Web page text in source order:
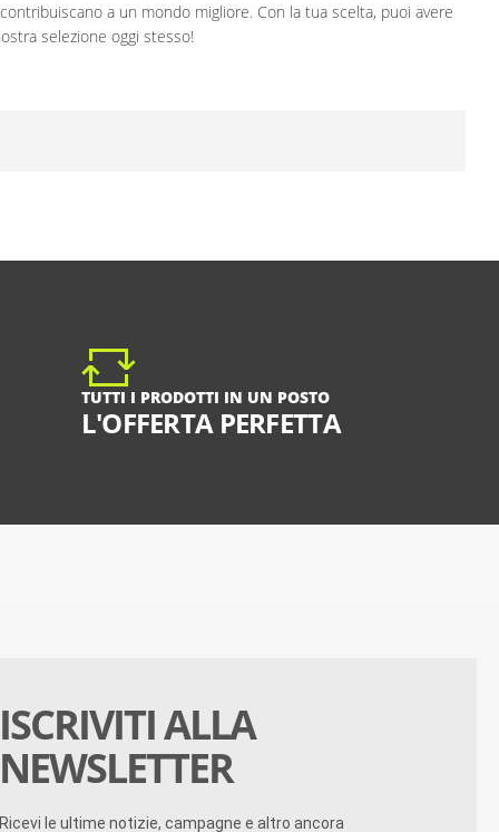
a un mondo migliore. Con la tua scelta, puoi avere
selezione oggi stesso!
TUTTI I PRODOTTI IN UN POSTO
L'OFFERTA PERFETTA
ISCRIVITI ALLA
NEWSLETTER
Ricevi le ultime notizie, campagne e altro ancora